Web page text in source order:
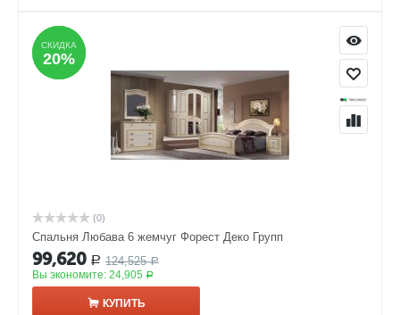
СКИДКА
20%
СКИДКА
20%
(0)
Спальня Любава 6 жемчуг Форест Деко Групп
99,620 Р 124,525 Р
Вы экономите: 24,905 Р
КУПИТЬ